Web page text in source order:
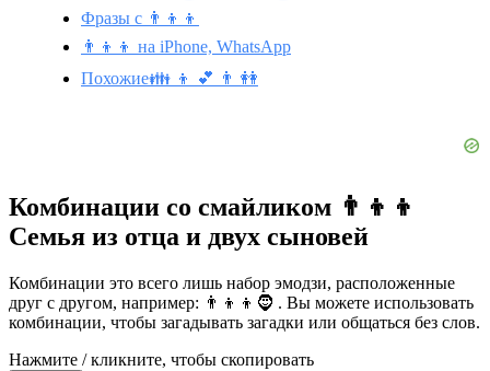
Фразы с 👨‍👦‍👦
👨‍👦‍👦 на iPhone, WhatsApp
Похожие👪 👦 💕 👨 👭
Комбинации со смайликом 👨‍👦‍👦
Семья из отца и двух сыновей
Комбинации это всего лишь набор эмодзи, расположенные
друг с другом, например: 👨‍👦‍👦🧔 . Вы можете использовать
комбинации, чтобы загадывать загадки или общаться без слов.
Нажмите / кликните, чтобы скопировать